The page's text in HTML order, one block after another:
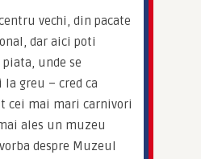
vechi, din pacate
dar aici poti
piata, unde se
greu – cred ca
cei mai mari carnivori
ales un muzeu
despre Muzeul